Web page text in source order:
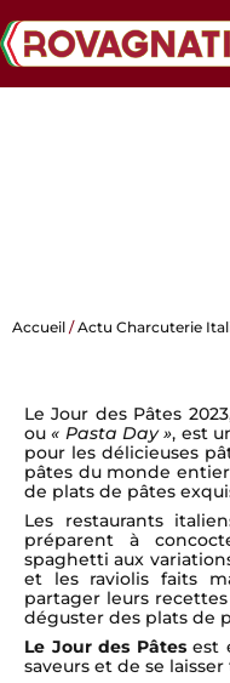
Accueil /Actu Charcuterie
Le Jour des Pâtes
ou« Pasta Day », est
pour les délicieuses
pâtes du monde
de plats de pâtes
Les restaurants
préparent à
spaghetti aux
et les raviolis faits
partager leurs
déguster des plats de
Le Jour des Pâtesest
saveurs et de se